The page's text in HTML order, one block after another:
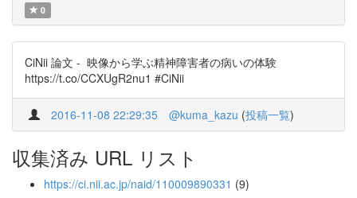
0
CiNii 論文 - 映像から学ぶ精神障害者の病いの体験
https://t.co/CCXUgR2nu1 #CiNii
2016-11-08 22:29:35 @kuma_kazu (投稿一覧)
収集済み URL リスト
https://ci.nii.ac.jp/naid/110009890331 (9)